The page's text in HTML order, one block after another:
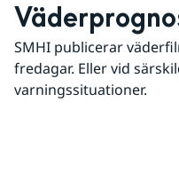
SMHI publicerar
fredagar. Eller vid
varningssituationer.